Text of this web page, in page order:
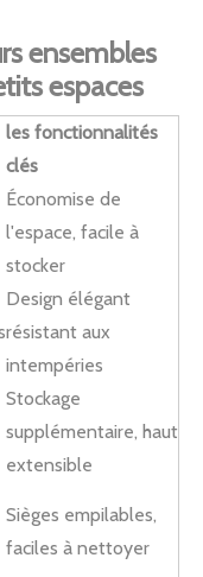
ensembles
espaces
les fonctionnalités
clés
Économise de
l'espace, facile à
stocker
Design élégant
résistant aux
intempéries
Stockage
supplémentaire, haut
extensible
Sièges empilables,
faciles à nettoyer